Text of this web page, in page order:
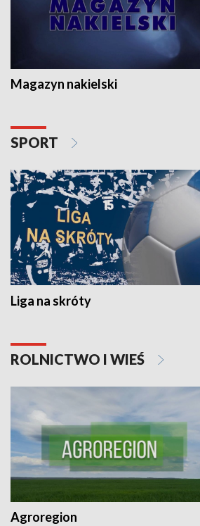
Magazyn nakielski
SPORT
Liga na skróty
ROLNICTWO I WIEŚ
Agroregion